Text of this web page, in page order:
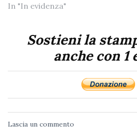
In "In evidenza"
Sostieni la
anche con 1
Lascia un commento